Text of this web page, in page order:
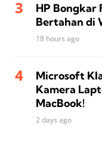
HP Bongkar
Bertahan di
18 hours ago
Microsoft
Kamera
MacBook!
2 days ago